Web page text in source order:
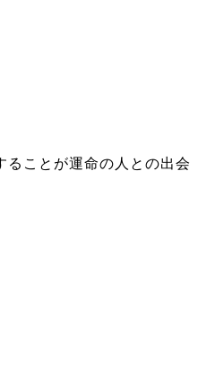
ることが運命の人との出会